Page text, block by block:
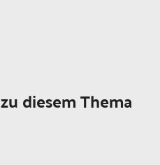
diesem Thema